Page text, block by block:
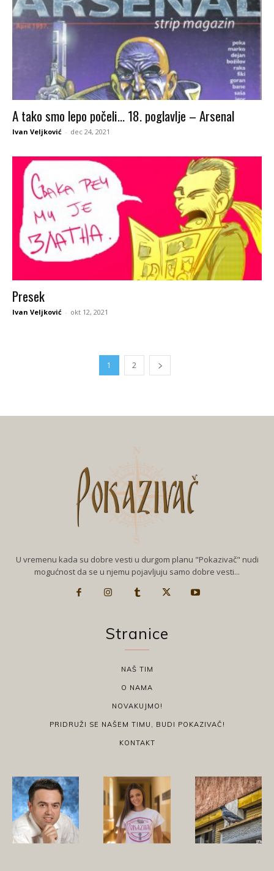
A tako smo lepo počeli… 18. poglavlje – Arsenal
Ivan Veljković - dec 24, 2021
Presek
Ivan Veljković - okt 12, 2021
1 2
U vremenu kada su dobre vesti u durgom planu "Pokazivač" nudi
mogućnost da se u njemu pojavljuju samo dobre vesti...
Stranice
NAŠ TIM
O NAMA
NOVAKUJMO!
PRIDRUŽI SE NAŠEM TIMU, BUDI POKAZIVAČ!
KONTAKT